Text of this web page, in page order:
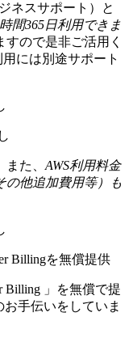
ネスサポート）と
間365日利用できま
ので是非ご活用く
には別途サポート
た、 AWS利用料金
の他追加費用等）も
Billingを無償提供
Billing 」を無償で提
お⼿伝いをしていま